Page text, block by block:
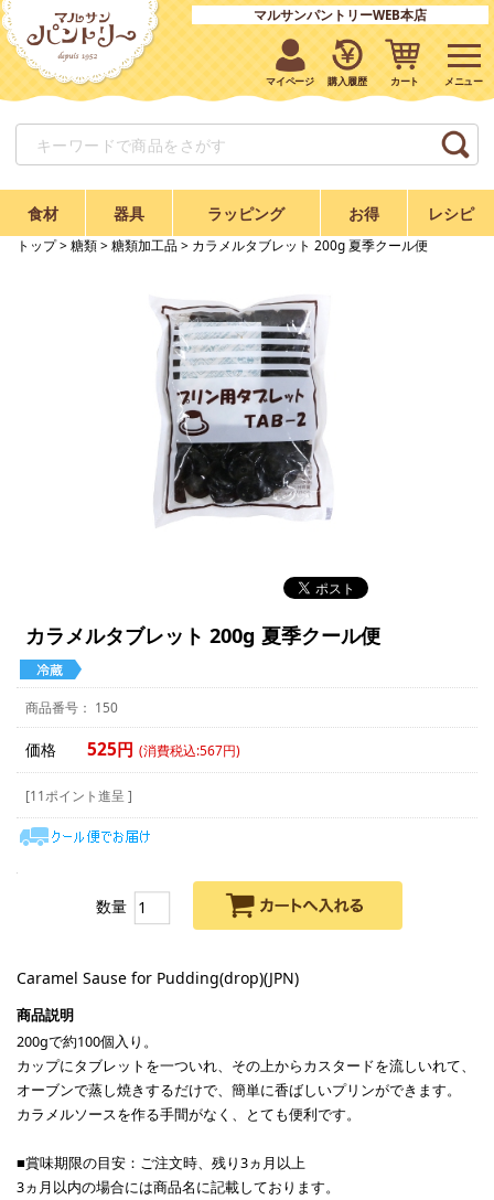
マルサンパントリーWEB本店
マイページ 購入履歴 カート
食材 器具 ラッピング お得 レシピ
トップ> 糖類> 糖類加工品> カラメルタブレット 200g 夏季クール便
カラメルタブレット 200g 夏季クール便
150
価格 525円 (消費税込:567円)
[11ポイント進呈 ]
数量
Caramel Sause for Pudding(drop)(JPN)
200gで約100個入り。
カップにタブレットを一ついれ、その上からカスタードを流しいれて、
オーブンで蒸し焼きするだけで、簡単に香ばしいプリンができます。
カラメルソースを作る手間がなく、とても便利です。
■賞味期限の目安：ご注文時、残り3ヵ月以上
3ヵ月以内の場合には商品名に記載しております。